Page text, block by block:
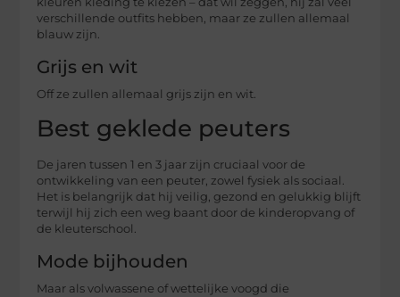
verschillende outfits hebben, maar ze zullen allemaal
blauw zijn.
Grijs en wit
Off ze zullen allemaal grijs zijn en wit.
Best geklede peuters
De jaren tussen 1 en 3 jaar zijn cruciaal voor de
ontwikkeling van een peuter, zowel fysiek als sociaal.
Het is belangrijk dat hij veilig, gezond en gelukkig blijft
terwijl hij zich een weg baant door de kinderopvang of
de kleuterschool.
Mode bijhouden
Maar als volwassene of wettelijke voogd die